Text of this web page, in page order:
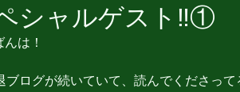
シャルゲスト‼️①
んは！
ブログが続いていて、読んでくださっ